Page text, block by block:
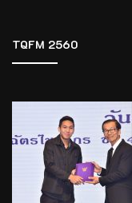
TQFM 2560